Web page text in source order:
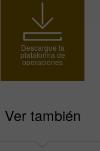
Descargue la
plataforma de
operaciones
Ver también